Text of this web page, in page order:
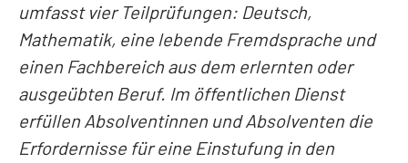
umfasst vier Teilprüfungen: Deutsch,
Mathematik, eine lebende Fremdsprache und
einen Fachbereich aus dem erlernten oder
ausgeübten Beruf. Im öffentlichen Dienst
erfüllen Absolventinnen und Absolventen die
Erfordernisse für eine Einstufung in den